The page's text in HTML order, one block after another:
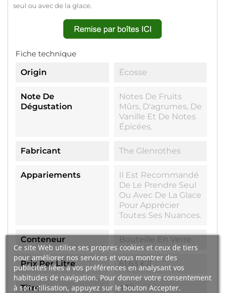
Ce site Web utilise ses propres cookies et ceux de tiers
pour améliorer nos services et vous montrer des
publicités liées à vos préférences en analysant vos
habitudes de navigation. Pour donner votre consentement
à son utilisation, appuyez sur le bouton Accepter.
seul ou avec de la glace.
Fiche technique
Origin
Écosse
Note De
Dégustation
Notes De Fruits
Mûrs, D'agrumes, De
Vanille Et De Notes
Épicées.
Fabricant The Glenrothes
Appariements
Il Est Recommandé
De Le Prendre Seul
Ou Avec De La Glace
Pour Apprécier
Toutes Ses Nuances.
Conteneur Bouteille En Verre
Prix Per Litre 61.63 €/l
Titre 43%